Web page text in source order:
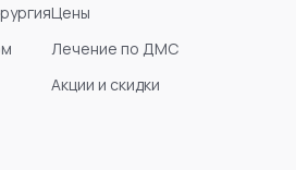
Цены
Лечение по ДМС
Акции и скидки